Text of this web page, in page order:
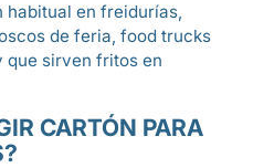
habitual en freidurías,
de feria, food trucks
sirven fritos en
CARTÓN PARA